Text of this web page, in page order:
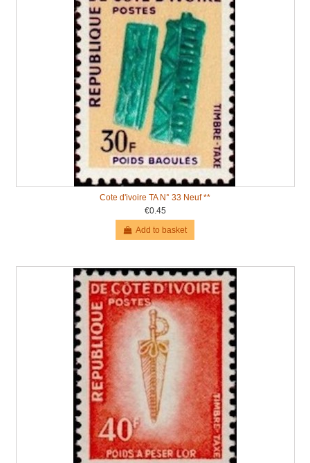
Cote d'ivoire TA N° 33 Neuf **
€0.45
Add to basket